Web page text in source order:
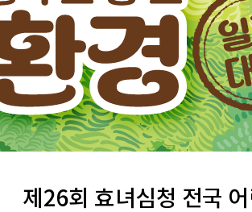
제26회 효녀심청 전국